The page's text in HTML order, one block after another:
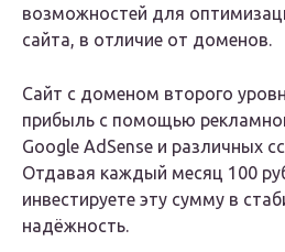
возможностей для
сайта, в отличие от доменов.
Сайт с доменом второго
прибыль с помощью
Google AdSense и различных
Отдавая каждый месяц 100
инвестируете эту сумму в
надёжность.